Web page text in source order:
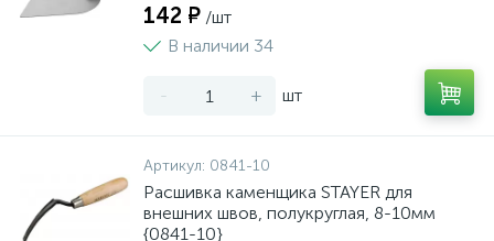
142 ₽ /шт
В наличии 34
- + шт
Артикул: 0841-10
Расшивка каменщика STAYER для
внешних швов, полукруглая, 8-10мм
{0841-10}